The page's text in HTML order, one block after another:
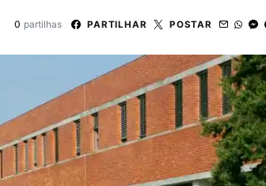
0 partilhas PARTILHAR POSTAR